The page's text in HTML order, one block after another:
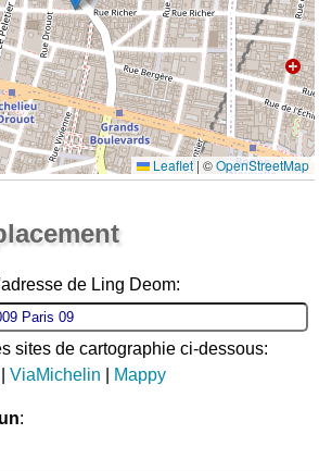
Leaflet | ©OpenStreetMap
de Ling Deom:
sites de cartographie ci-dessous:
|ViaMichelin Mappy
: